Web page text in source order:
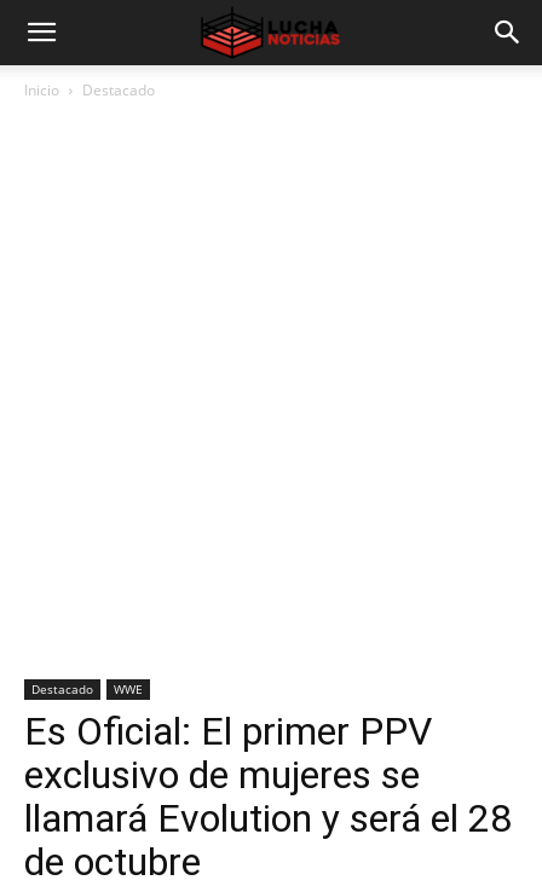
Inicio Destacado
Destacado WWE
Es Oficial: El primer PPV
exclusivo de mujeres se
llamará Evolution y será el 28
de octubre